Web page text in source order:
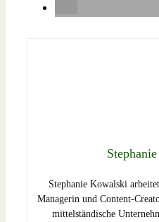
Stephanie Kowalski
Managerin und Content-
mittelständische